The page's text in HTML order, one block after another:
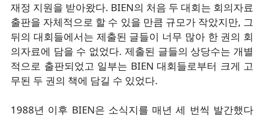
재정 지원을 받아왔다. BIEN의 처음 두 대회는 회의자료
출판을 자체적으로 할 수 있을 만큼 규모가 작았지만, 그
뒤의 대회들에서는 제출된 글들이 너무 많아 한 권의 회
의자료에 담을 수 없었다. 제출된 글들의 상당수는 개별
적으로 출판되었고 일부는 BIEN 대회들로부터 크게 고
무된 두 권의 책에 담길 수 있었다.
1988년 이후 BIEN은 소식지를 매년 세 번씩 발간했다